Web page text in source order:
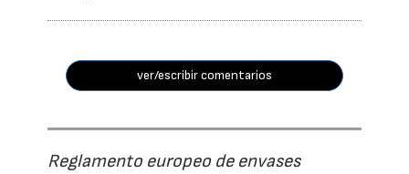
ver/escribir comentarios
Reglamento europeo de envases